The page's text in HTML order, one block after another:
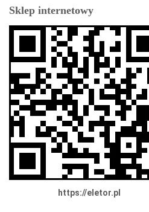
Sklep internetowy
https://eletor.pl